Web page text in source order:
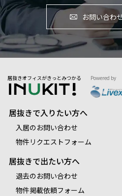
お問い合わ
居抜きオフィスがきっとみつかる Powered by
居抜きで入りたい方へ
入居のお問い合わせ
物件リクエストフォーム
居抜きで出たい方へ
退去のお問い合わせ
物件掲載依頼フォーム